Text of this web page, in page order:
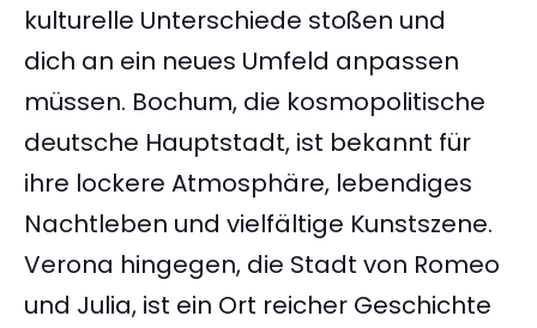
kulturelle Unterschiede stoßen und
dich an ein neues Umfeld anpassen
müssen. Bochum, die kosmopolitische
deutsche Hauptstadt, ist bekannt für
ihre lockere Atmosphäre, lebendiges
Nachtleben und vielfältige Kunstszene.
Verona hingegen, die Stadt von Romeo
und Julia, ist ein Ort reicher Geschichte